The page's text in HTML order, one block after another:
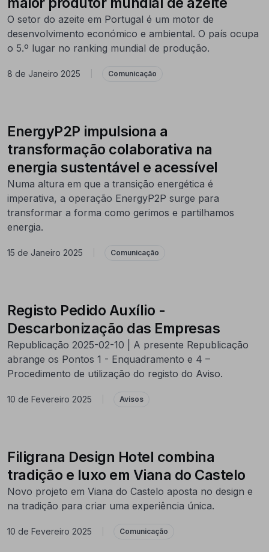
O setor do azeite em Portugal é um motor de
desenvolvimento económico e ambiental. O país ocupa
o 5.º lugar no ranking mundial de produção.
8 de Janeiro 2025 Comunicação
EnergyP2P impulsiona a
transformação colaborativa na
energia sustentável e acessível
Numa altura em que a transição energética é
imperativa, a operação EnergyP2P surge para
transformar a forma como gerimos e partilhamos
energia.
15 de Janeiro 2025 Comunicação
Registo Pedido Auxílio -
Descarbonização das Empresas
Republicação 2025-02-10 | A presente Republicação
abrange os Pontos 1 - Enquadramento e 4 –
Procedimento de utilização do registo do Aviso.
10 de Fevereiro 2025 Avisos
Filigrana Design Hotel combina
tradição e luxo em Viana do Castelo
Novo projeto em Viana do Castelo aposta no design e
na tradição para criar uma experiência única.
10 de Fevereiro 2025 Comunicação